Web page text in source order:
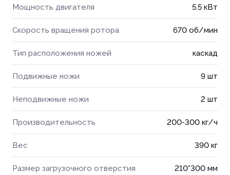
Мощность двигателя 5.5 кВт
Скорость вращения ротора 670 об/мин
Тип расположения ножей каскад
Подвижные ножи 9 шт
Неподвижные ножи 2 шт
Производительность 200-300 кг/ч
Вес 390 кг
Размер загрузочного отверстия 210*300 мм